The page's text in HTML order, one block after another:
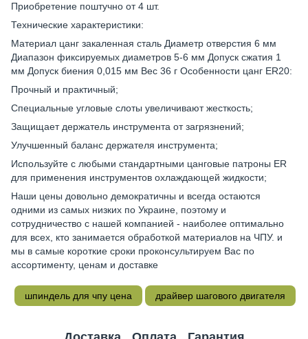
Приобретение поштучно от 4 шт.
Технические характеристики:
Материал цанг закаленная сталь Диаметр отверстия 6 мм
Диапазон фиксируемых диаметров 5-6 мм Допуск сжатия 1
мм Допуск биения 0,015 мм Вес 36 г Особенности цанг ER20:
Прочный и практичный;
Специальные угловые слоты увеличивают жесткость;
Защищает держатель инструмента от загрязнений;
Улучшенный баланс держателя инструмента;
Используйте с любыми стандартными цанговые патроны ER
для применения инструментов охлаждающей жидкости;
Наши цены довольно демократичны и всегда остаются
одними из самых низких по Украине, поэтому и
сотрудничество с нашей компанией - наиболее оптимально
для всех, кто занимается обработкой материалов на ЧПУ. и
мы в самые короткие сроки проконсультируем Вас по
ассортименту, ценам и доставке
шпиндель для чпу цена драйвер шагового двигателя